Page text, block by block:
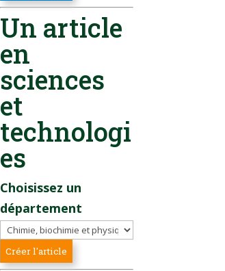
Un article
en
sciences
et
technologi
es
Choisissez un
département